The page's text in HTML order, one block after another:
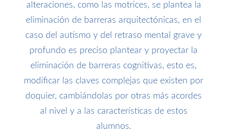
alteraciones, como las motrices, se plantea la
eliminación de barreras arquitectónicas, en el
caso del autismo y del retraso mental grave y
profundo es preciso plantear y proyectar la
eliminación de barreras cognitivas, esto es,
modificar las claves complejas que existen por
doquier, cambiándolas por otras más acordes
al nivel y a las características de estos
alumnos.